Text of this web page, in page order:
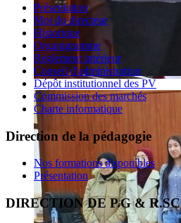
Présentation
Mot du directeur
Historique
Organigramme
Règlement intérieur
Conseil d'administration
Dépôt institutionnel des PV
Commission des marchés
Charte informatique
Direction de la pédagogie
Nos formations disponibles
Présentation
DIRECTION DE P.G & R.SC